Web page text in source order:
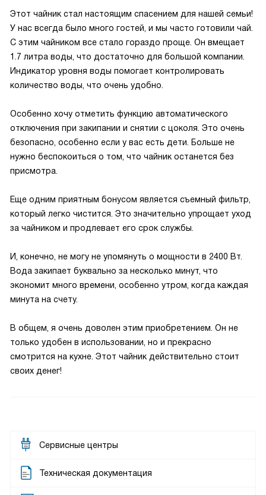
Этот чайник стал настоящим спасением для нашей семьи!
У нас всегда было много гостей, и мы часто готовили чай.
С этим чайником все стало гораздо проще. Он вмещает
1.7 литра воды, что достаточно для большой компании.
Индикатор уровня воды помогает контролировать
количество воды, что очень удобно.
Особенно хочу отметить функцию автоматического
отключения при закипании и снятии с цоколя. Это очень
безопасно, особенно если у вас есть дети. Больше не
нужно беспокоиться о том, что чайник останется без
присмотра.
Еще одним приятным бонусом является съемный фильтр,
который легко чистится. Это значительно упрощает уход
за чайником и продлевает его срок службы.
И, конечно, не могу не упомянуть о мощности в 2400 Вт.
Вода закипает буквально за несколько минут, что
экономит много времени, особенно утром, когда каждая
минута на счету.
В общем, я очень доволен этим приобретением. Он не
только удобен в использовании, но и прекрасно
смотрится на кухне. Этот чайник действительно стоит
своих денег!
Сервисные центры
Техническая документация